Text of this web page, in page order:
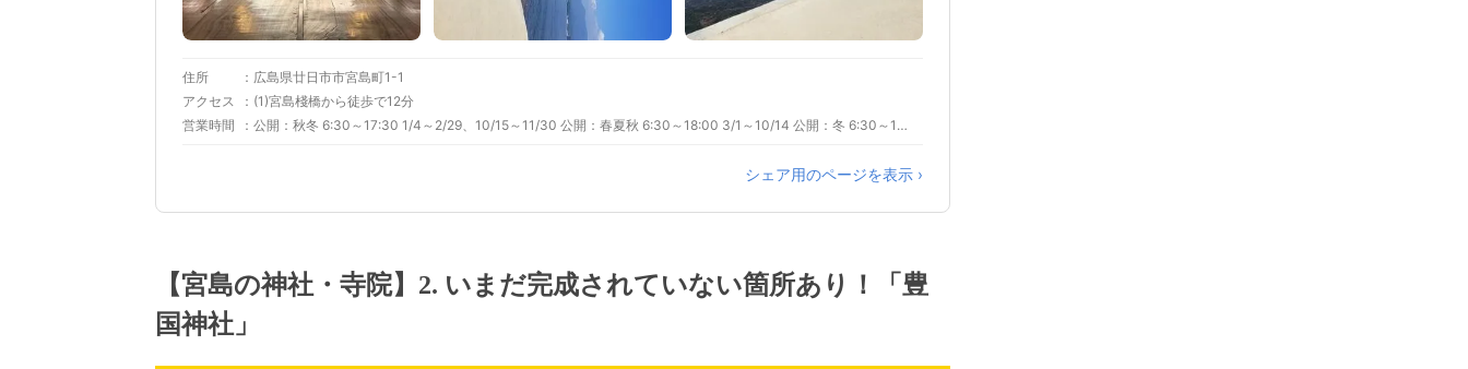
住所
広島県廿日市市宮島町1-1
アクセス
(1)宮島棧橋から徒歩で12分
営業時間
公開：秋冬 6:30～17:30 1/4～2/29、10/15～11/30 公開：春夏秋 6:30～18:00 3/1～10/14 公開：冬 6:30～17:00 12/1～12/31 公開：冬 0:00～18:30 1/1のみ 公開：冬 6:30～18:30 1/2～1/3
シェア用のページを表示 ›
【宮島の神社・寺院】2. いまだ完成されていない箇所あり！「豊
国神社」